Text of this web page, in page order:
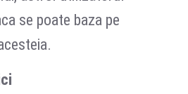
se poate baza pe